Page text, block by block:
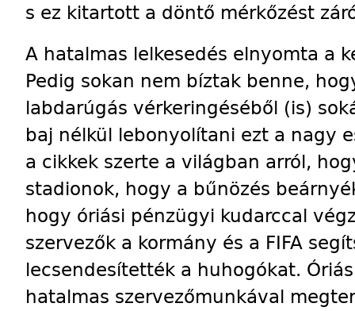
s ez kitartott a döntő mérkőzést
A hatalmas lelkesedés elnyomta a
Pedig sokan nem bíztak benne,
labdarúgás vérkeringéséből (is)
baj nélkül lebonyolítani ezt a nagy
a cikkek szerte a világban arról,
stadionok, hogy a bűnözés
hogy óriási pénzügyi kudarccal
szervezők a kormány és a FIFA
lecsendesítették a huhogókat.
hatalmas szervezőmunkával